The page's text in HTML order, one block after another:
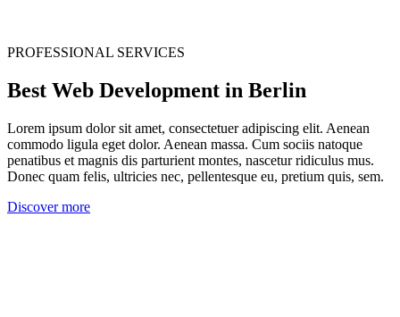
PROFESSIONAL SERVICES
Best Web Development in Berlin
Lorem ipsum dolor sit amet, consectetuer adipiscing elit. Aenean
commodo ligula eget dolor. Aenean massa. Cum sociis natoque
penatibus et magnis dis parturient montes, nascetur ridiculus mus.
Donec quam felis, ultricies nec, pellentesque eu, pretium quis, sem.
Discover more